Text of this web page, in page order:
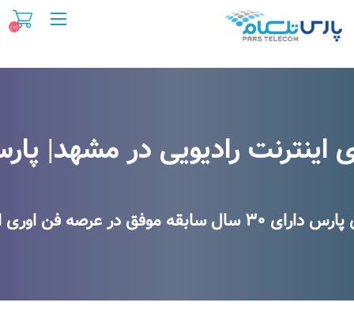
(۰)
های اینترنت رادیویی در
رادیویی در مشهد|
عرصه فن اوری اطلاعات و اینترنت